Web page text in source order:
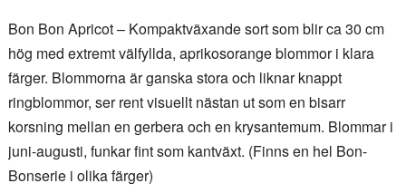
Bon Bon Apricot – Kompaktväxande sort som blir ca 30 cm
hög med extremt välfyllda, aprikosorange blommor i klara
färger. Blommorna är ganska stora och liknar knappt
ringblommor, ser rent visuellt nästan ut som en bisarr
korsning mellan en gerbera och en krysantemum. Blommar i
juni-augusti, funkar fint som kantväxt. (Finns en hel Bon-
Bonserie i olika färger)